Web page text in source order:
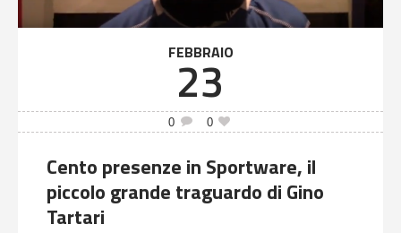
FEBBRAIO
23
0 0
Cento presenze in Sportware, il
piccolo grande traguardo di Gino
Tartari